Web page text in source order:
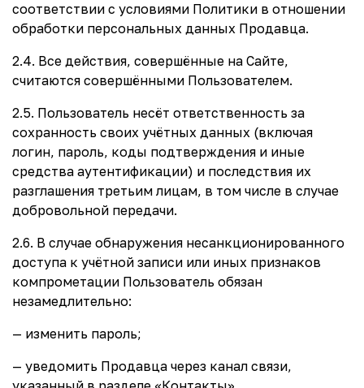
соответствии с условиями Политики в отношении
обработки персональных данных Продавца.
2.4. Все действия, совершённые на Сайте,
считаются совершёнными Пользователем.
2.5. Пользователь несёт ответственность за
сохранность своих учётных данных (включая
логин, пароль, коды подтверждения и иные
средства аутентификации) и последствия их
разглашения третьим лицам, в том числе в случае
добровольной передачи.
2.6. В случае обнаружения несанкционированного
доступа к учётной записи или иных признаков
компрометации Пользователь обязан
незамедлительно:
— изменить пароль;
— уведомить Продавца через канал связи,